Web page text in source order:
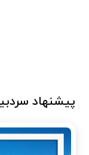
پیشنهاد